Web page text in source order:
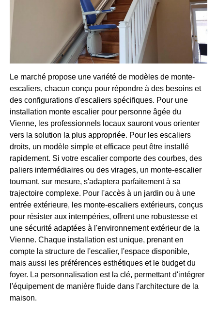
Le marché propose une variété de modèles de monte-
escaliers, chacun conçu pour répondre à des besoins et
des configurations d'escaliers spécifiques. Pour une
installation monte escalier pour personne âgée du
Vienne, les professionnels locaux sauront vous orienter
vers la solution la plus appropriée. Pour les escaliers
droits, un modèle simple et efficace peut être installé
rapidement. Si votre escalier comporte des courbes, des
paliers intermédiaires ou des virages, un monte-escalier
tournant, sur mesure, s'adaptera parfaitement à sa
trajectoire complexe. Pour l'accès à un jardin ou à une
entrée extérieure, les monte-escaliers extérieurs, conçus
pour résister aux intempéries, offrent une robustesse et
une sécurité adaptées à l'environnement extérieur de la
Vienne. Chaque installation est unique, prenant en
compte la structure de l'escalier, l'espace disponible,
mais aussi les préférences esthétiques et le budget du
foyer. La personnalisation est la clé, permettant d'intégrer
l'équipement de manière fluide dans l'architecture de la
maison.